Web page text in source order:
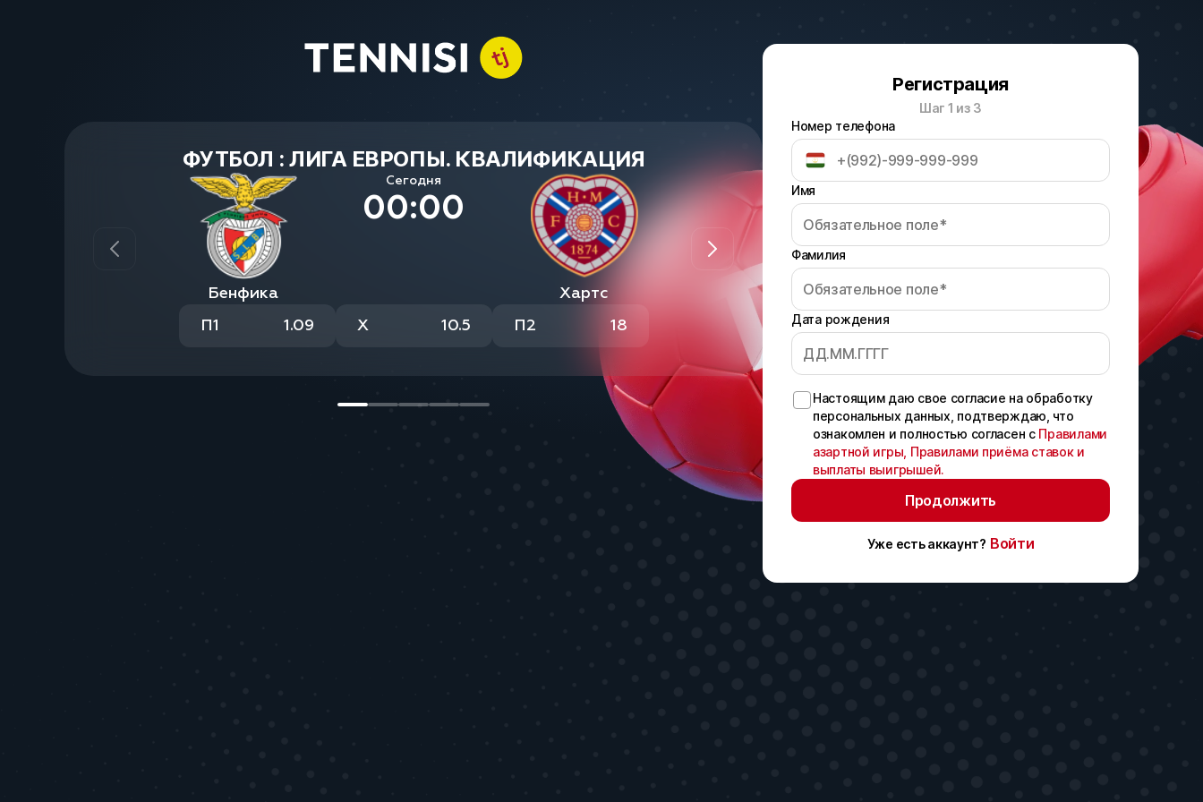
ФУТБОЛ : ЛИГА ЕВРОПЫ. КВАЛИФИКАЦИЯ
Бенфика
Сегодня
00:00
Хартс
П1
1.09 X 10.5 П2 18
ФУТБОЛ : ЛИГА
Рига
Сегодня
22:00
3.62
Регистрация
Шаг 1 из 3
Номер телефона
Имя
Фамилия
Дата рождения
Настоящим даю свое согласие на обработку
персональных данных, подтверждаю, что
ознакомлен и полностью согласен с Правилами
азартной игры, Правилами приёма ставок и
выплаты выигрышей.
Продолжить
Уже есть аккаунт? Войти